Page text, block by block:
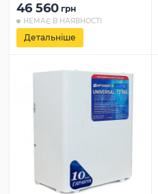
46 560 грн
НЕМАЄ В НАЯВНОСТІ
Детальніше